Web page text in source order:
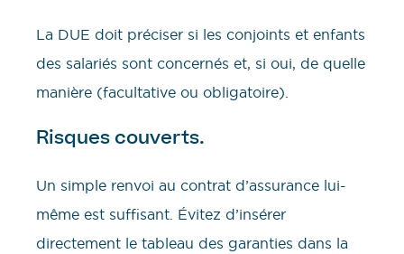
La DUE doit préciser si les conjoints et enfants
des salariés sont concernés et, si oui, de quelle
manière (facultative ou obligatoire).
Risques couverts.
Un simple renvoi au contrat d’assurance lui-
même est suffisant. Évitez d’insérer
directement le tableau des garanties dans la